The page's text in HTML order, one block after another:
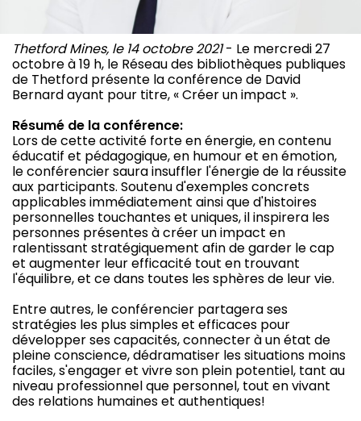
Thetford Mines, le 14 octobre 2021- Le mercredi 27
octobre à 19 h, le Réseau des bibliothèques publiques
de Thetford présente la conférence de David
Bernard ayant pour titre, « Créer un impact ».
Résumé de la conférence:
Lors de cette activité forte en énergie, en contenu
éducatif et pédagogique, en humour et en émotion,
le conférencier saura insuffler l'énergie de la réussite
aux participants. Soutenu d'exemples concrets
applicables immédiatement ainsi que d'histoires
personnelles touchantes et uniques, il inspirera les
personnes présentes à créer un impact en
ralentissant stratégiquement afin de garder le cap
et augmenter leur efficacité tout en trouvant
l'équilibre, et ce dans toutes les sphères de leur vie.
Entre autres, le conférencier partagera ses
stratégies les plus simples et efficaces pour
développer ses capacités, connecter à un état de
pleine conscience, dédramatiser les situations moins
faciles, s'engager et vivre son plein potentiel, tant au
niveau professionnel que personnel, tout en vivant
des relations humaines et authentiques!